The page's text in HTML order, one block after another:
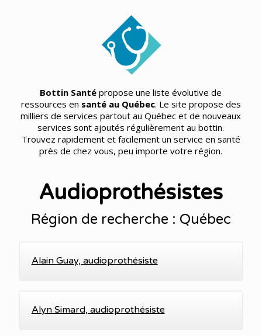
Bottin Santé propose une liste évolutive de
ressources en santé au Québec. Le site propose des
milliers de services partout au Québec et de nouveaux
services sont ajoutés régulièrement au bottin.
Trouvez rapidement et facilement un service en santé
près de chez vous, peu importe votre région.
Audioprothésistes
Région de recherche : Québec
Alain Guay, audioprothésiste
Alyn Simard, audioprothésiste